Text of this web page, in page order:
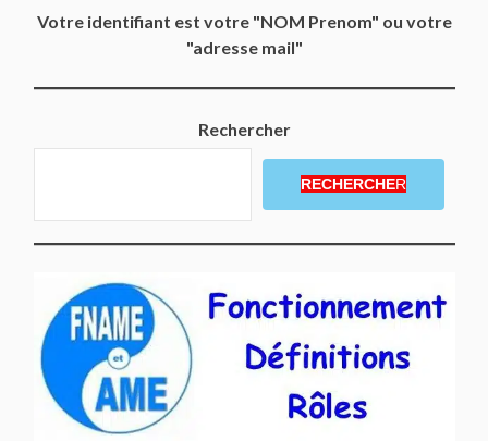
Votre identifiant est votre "NOM Prenom" ou votre
"adresse mail"
Rechercher
RECHERCHER